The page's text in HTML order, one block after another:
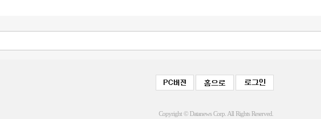
Copyright © Datanews Corp. All Rights Reserved.